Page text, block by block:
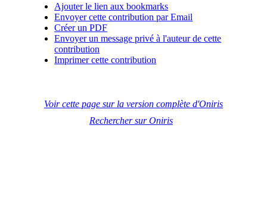
Ajouter le lien aux bookmarks
Envoyer cette contribution par Email
Créer un PDF
Envoyer un message privé à l'auteur de cette
contribution
Imprimer cette contribution
Voir cette page sur la version complète d'Oniris
Rechercher sur Oniris